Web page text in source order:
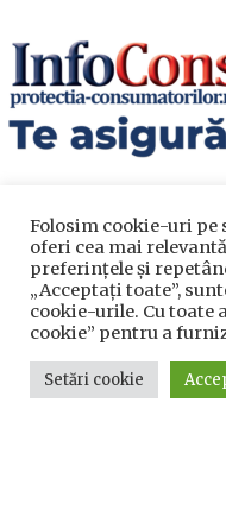
Utile
Folosim cookie-uri pe
oferi cea mai
preferințele și
„Acceptați toate”,
cookie-urile. Cu toate
cookie” pentru a
Setări cookie